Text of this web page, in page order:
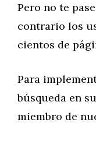
Pero no te
contrario los
cientos de
Para
búsqueda en
miembro de